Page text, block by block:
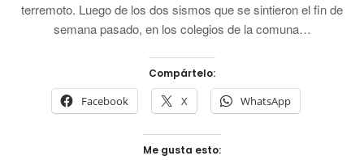
terremoto. Luego de los dos sismos que se sintieron el fin de
semana pasado, en los colegios de la comuna…
Compártelo:
Facebook X WhatsApp
Me gusta esto: